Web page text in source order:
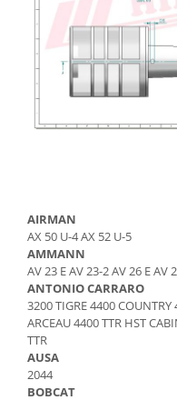
Placute de frana
Pompa de frana - cilindru
Frana utilaje
Supapa franare
Kit reparatii
Antigel frane
Piese fara categorie
Sepci
Garnituri utilaje
Siguranta
Abtibilduri - Etichete
Girofar
Piese electrice
Piese Lamborghini
Piese Same
Piese Renault
Piese Hurlimann
Piese Zetor
Piese Sennebogen
Piese Still
Piese Timberjack
Piese Valmet Valtra
Piese Vogele
Piese Yuchai
Piese Zeppelin
AIRMAN
AX 50 U-4 AX 52 U-5
AMMANN
AV 23 E AV 23-2 AV 26 E AV
ANTONIO CARRARO
3200 TIGRE 4400 COUNTRY
ARCEAU 4400 TTR HST
TTR
AUSA
2044
BOBCAT